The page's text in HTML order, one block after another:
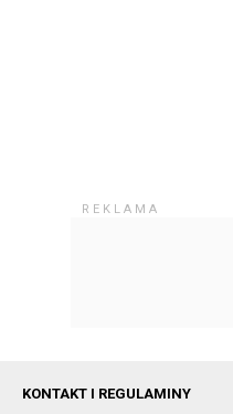
KONTAKT I REGULAMINY